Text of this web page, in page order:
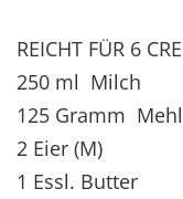
REICHT FÜR 6
250 ml Milch
125 Gramm Mehl
2 Eier (M)
1 Essl. Butter